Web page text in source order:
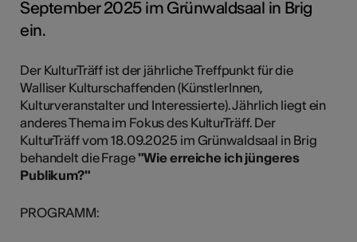
September 2025 im Grünwaldsaal in Brig
ein.
Der KulturTräff ist der jährliche Treffpunkt für die
Walliser Kulturschaffenden (KünstlerInnen,
Kulturveranstalter und Interessierte). Jährlich liegt ein
anderes Thema im Fokus des KulturTräff. Der
KulturTräff vom 18.09.2025 im Grünwaldsaal in Brig
behandelt die Frage "Wie erreiche ich jüngeres
Publikum?"
PROGRAMM: